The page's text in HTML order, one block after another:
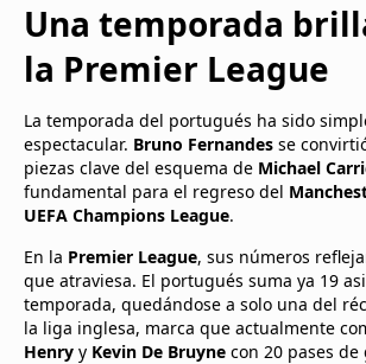
Una temporada
la Premier League
La temporada del portugués ha sido
espectacular. Bruno Fernandes se
piezas clave del esquema de Michael
fundamental para el regreso del
UEFA Champions League.
En la Premier League, sus números
que atraviesa. El portugués suma ya 19
temporada, quedándose a solo una del
la liga inglesa, marca que actualmente
Henry y Kevin De Bruyne con 20 pases de